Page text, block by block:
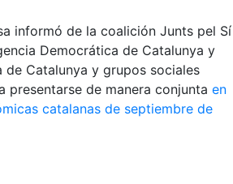
informó de la coalición Junts pel Sí
Democrática de Catalunya y
de Catalunya y grupos sociales
presentarse de manera conjunta en
catalanas de septiembre de